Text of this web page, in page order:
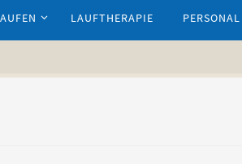
LAUFTHERAPIE